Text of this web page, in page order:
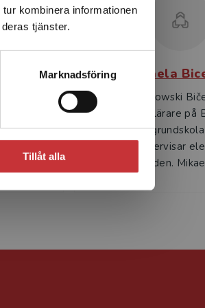
kombinera informationen
tjänster.
Marknadsföring
Tillåt alla
i
där
Mikaela
Mikaela Kosowski
som speciallärare på
anpassade
där hon undervisar
ämnesområden.